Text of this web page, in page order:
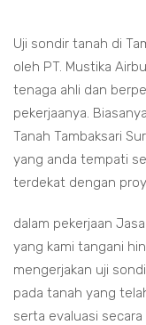
Uji sondir tanah di
oleh PT. Mustika
tenaga ahli dan
pekerjaanya.
Tanah Tambaksari
yang anda tempati
terdekat dengan
dalam pekerjaan
yang kami tangani
mengerjakan uji
pada tanah yang
serta evaluasi secara